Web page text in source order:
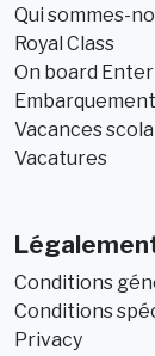
Qui sommes-
Royal Class
On board
Vacances
Vacatures
Conditions
Conditions
Privacy